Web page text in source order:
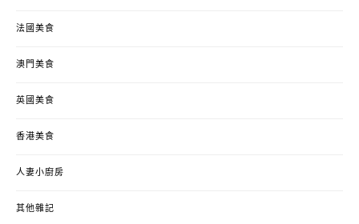
法國美食
澳門美食
英國美食
香港美食
人妻小廚房
其他雜記